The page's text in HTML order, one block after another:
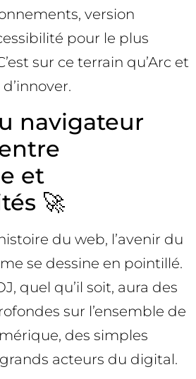
version
pour le plus
sur ce terrain qu’Arc et
navigateur
et
🚀
du web, l’avenir du
se dessine en pointillé.
quel qu’il soit, aura des
sur l’ensemble de
des simples
acteurs du digital.